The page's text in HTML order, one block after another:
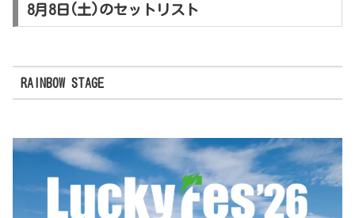
8月8日(土)のセットリスト
RAINBOW STAGE